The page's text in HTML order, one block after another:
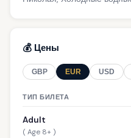
💰 Цены
GBP EUR USD
ТИП БИЛЕТА
Adult
( Age 8+ )